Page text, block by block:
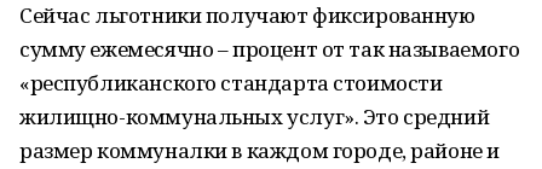
Сейчас льготники получают фиксированную
сумму ежемесячно – процент от так называемого
«республиканского стандарта стоимости
жилищно-коммунальных услуг». Это средний
размер коммуналки в каждом городе, районе и